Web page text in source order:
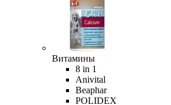
Витамины
8 in 1
Anivital
Beaphar
POLIDEX